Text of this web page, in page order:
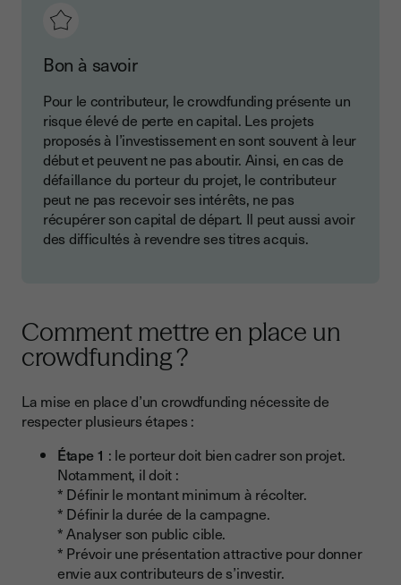
Bon à savoir
Pour le contributeur, le crowdfunding présente un
risque élevé de perte en capital. Les projets
proposés à l’investissement en sont souvent à leur
début et peuvent ne pas aboutir. Ainsi, en cas de
défaillance du porteur du projet, le contributeur
peut ne pas recevoir ses intérêts, ne pas
récupérer son capital de départ. Il peut aussi avoir
des difficultés à revendre ses titres acquis.
Comment mettre en place un
crowdfunding ?
La mise en place d’un crowdfunding nécessite de
respecter plusieurs étapes :
Étape 1 : le porteur doit bien cadrer son projet.
Notamment, il doit :
* Définir le montant minimum à récolter.
* Définir la durée de la campagne.
* Analyser son public cible.
* Prévoir une présentation attractive pour donner
envie aux contributeurs de s’investir.